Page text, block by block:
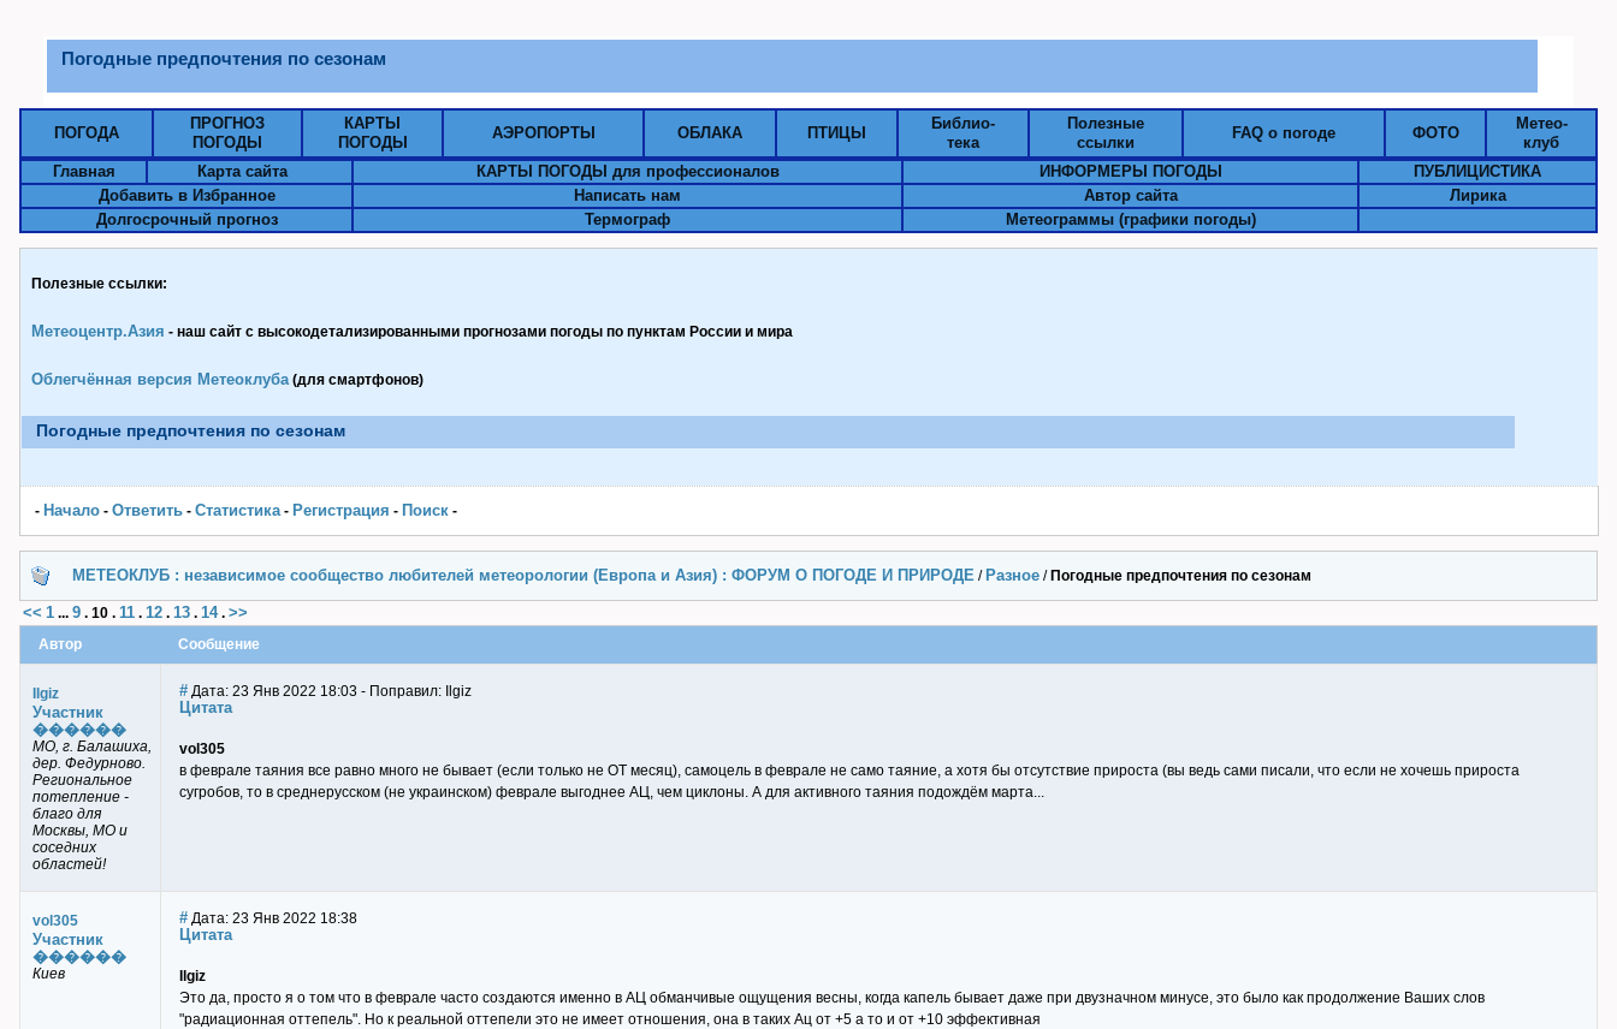
Погодные предпочтения по сезонам
ПОГОДА
ПРОГНОЗ
ПОГОДЫ
КАРТЫ
ПОГОДЫ
АЭРОПОРТЫ ОБЛАКА ПТИЦЫ
Библио-
тека
Полезные
ссылки
FAQ о погоде ФОТО
Метео-
клуб
Главная
Карта сайта КАРТЫ ПОГОДЫ для профессионалов ИНФОРМЕРЫ ПОГОДЫ
ПУБЛИЦИСТИКА
Добавить в Избранное
Написать нам Автор сайта
Лирика
Долгосрочный прогноз
Термограф Метеограммы (графики погоды)
Полезные ссылки:
Метеоцентр.Азия - наш сайт с высокодетализированными прогнозами погоды по пунктам Pоссии и мира
Облегчённая версия Метеоклуба(для смартфонов)
Погодные предпочтения по сезонам
- Начало - Ответить - Статистика- Pегистрация - Поиск -
МЕТЕОКЛУБ : независимое сообщество любителей метеорологии (Европа и Азия) : ФОРУМ О ПОГОДЕ И ПРИРОДЕ / Разное / Погодные предпочтения по сезонам
<< 1 ... 9 . 10 . 11 . 12 . 13 . 14. >>
Автор Сообщение
Ilgiz
Участник
������
МО, г. Балашиха,
дер. Федурново.
Региональное
потепление -
благо для
Москвы, МО и
соседних
областей!
# Дата: 23 Янв 2022 18:03 - Поправил: Ilgiz
Цитата
vol305
в феврале таяния все равно много не бывает (если только не ОТ месяц), самоцель в феврале не само таяние, а хотя бы отсутствие прироста (вы ведь сами писали, что если не хочешь прироста
сугробов, то в среднерусском (не украинском) феврале выгоднее АЦ, чем циклоны. А для активного таяния подождём марта...
vol305
Участник
������
Киев
# Дата: 23 Янв 2022 18:38
Цитата
Ilgiz
Это да, просто я о том что в феврале часто создаются именно в АЦ обманчивые ощущения весны, когда капель бывает даже при двузначном минусе, это было как продолжение Ваших слов
"радиационная оттепель". Но к реальной оттепели это не имеет отношения, она в таких Ац от +5 а то и от +10 эффективная